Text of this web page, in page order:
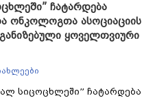
ჩატარდება
ონკოლოგთა ასოციაციის
ყოველთვიური
სიცოცხლეში” ჩატარდება